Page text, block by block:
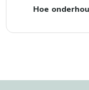
het model
Tenderflame-
Hoe
en reinig de